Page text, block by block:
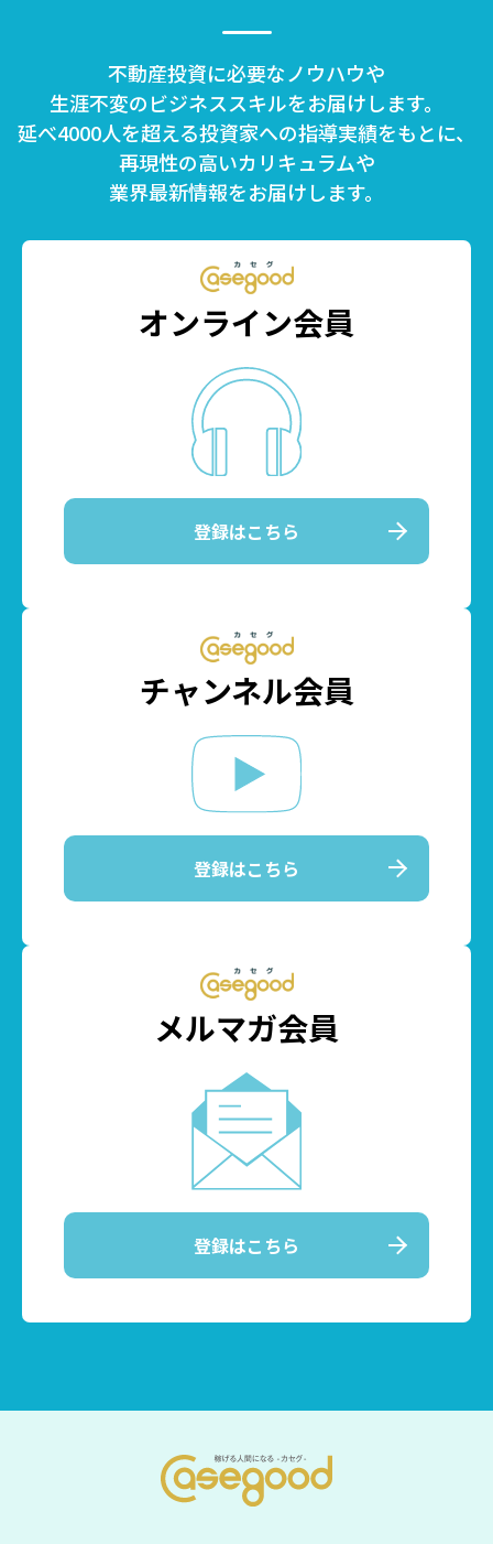
不動産投資に必要なノウハウや
生涯不変のビジネススキルをお届けします。
延べ4000人を超える投資家への指導実績をもとに、
再現性の高いカリキュラムや
業界最新情報をお届けします。
オンライン会員
登録はこちら
チャンネル会員
登録はこちら
メルマガ会員
登録はこちら